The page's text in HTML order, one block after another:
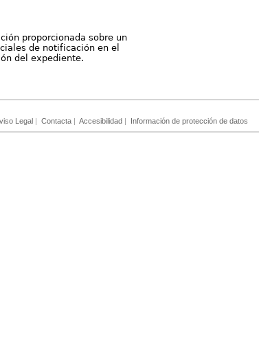
proporcionada sobre un
de notificación en el
del expediente.
Legal | Contacta | Accesibilidad | Información de protección de datos